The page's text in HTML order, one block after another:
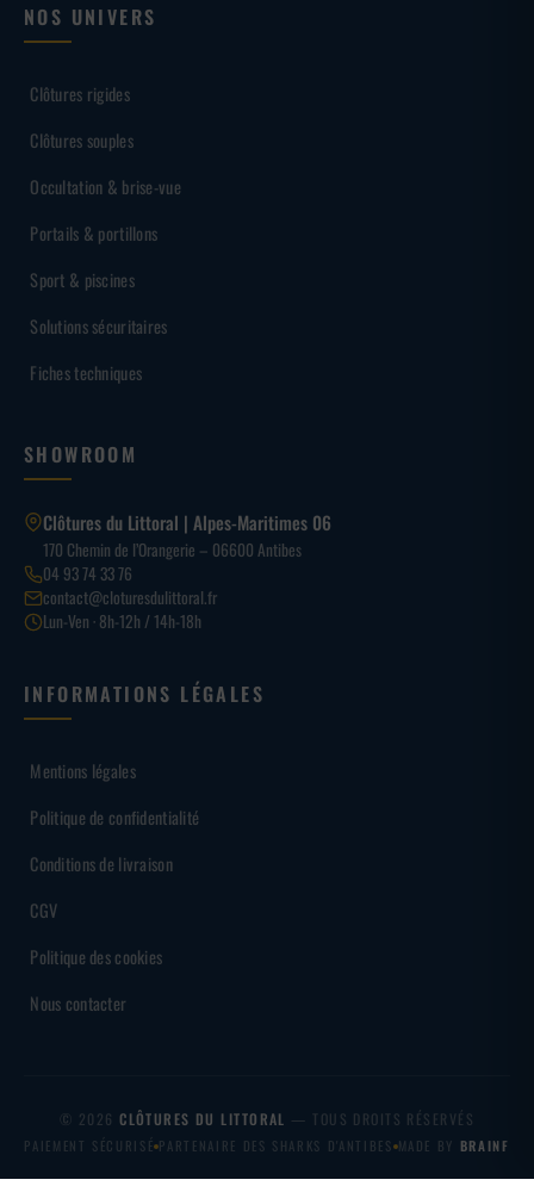
NOS UNIVERS
Clôtures rigides
Clôtures souples
Occultation & brise-vue
Portails & portillons
Sport & piscines
Solutions sécuritaires
Fiches techniques
SHOWROOM
Clôtures du Littoral | Alpes-Maritimes 06
170 Chemin de l’Orangerie – 06600 Antibes
04 93 74 33 76
contact@cloturesdulittoral.fr
Lun-Ven · 8h-12h / 14h-18h
INFORMATIONS LÉGALES
Mentions légales
Politique de confidentialité
Conditions de livraison
CGV
Politique des cookies
Nous contacter
© 2026CLÔTURES DU LITTORAL — TOUS DROITS RÉSERVÉS
PAIEMENT SÉCURISÉ PARTENAIRE DES SHARKS D'ANTIBES MADE BY BRAINF